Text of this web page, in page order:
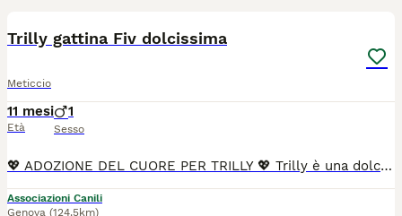
Trilly gattina Fiv dolcissima
Meticcio
11 mesi
Età
1
Sesso
💖 ADOZIONE DEL CUORE PER TRILLY 💖 Trilly è una dolcissima gattina di soli 10 mesi, recuperata dalla strada quando era già incinta. È FIV positiva, ma sta bene e conduce una vita normale. Ha dato alla luce i suoi cuccioli, che purtroppo non sono sopravvissuti. Successivamente ha affrontato anche una mastite, dalla quale si è ripresa con tanta forza. Nonostante tutto quello che ha vissuto, Trilly non ha perso la fiducia nelle persone. È una micia affettuosa, socievole, giocherellona e molto coccolona. Ama stare in compagnia e adora i bambini, con cui si dimostra dolce e paziente. Ora merita finalmente una famiglia che le regali l'amore e la serenità che non ha mai avuto. Per Trilly cerchiamo un'adozione del cuore, da parte di persone consapevoli della sua positività alla FIV e pronte ad accoglierla come parte della famiglia. Se pensi di poterle offrire la casa che merita, contattaci. ❤️ Info Annarosa 3313456461
Associazioni Canili
Genova (124.5km)